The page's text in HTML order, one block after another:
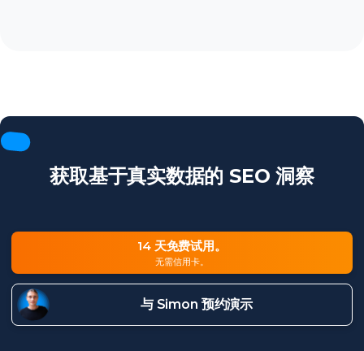
获取基于真实数据的 SEO 洞察
14 天免费试用。
无需信用卡。
与 Simon 预约演示